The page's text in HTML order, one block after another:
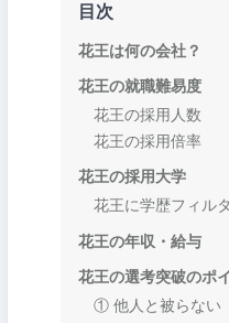
目次
花王は何の会社？
花王の就職難易度
花王の採用人数
花王の採用倍率
花王の採用大学
花王に学歴フィル
花王の年収・給与
花王の選考突破のポ
① 他人と被らない